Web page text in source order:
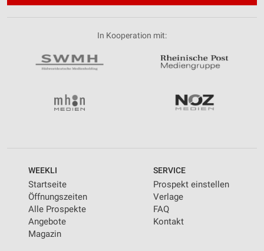
In Kooperation mit:
WEEKLI
Startseite
Öffnungszeiten
Alle Prospekte
Angebote
Magazin
SERVICE
Prospekt einstellen
Verlage
FAQ
Kontakt